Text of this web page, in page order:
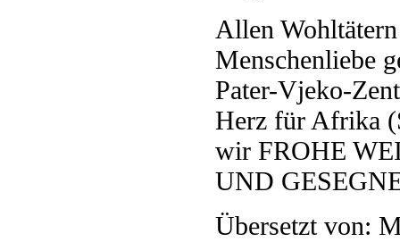
Allen
Menschenliebe
Pater-Vjeko-
Herz für Afrika
wir FROHE
UND
Übersetzt von: